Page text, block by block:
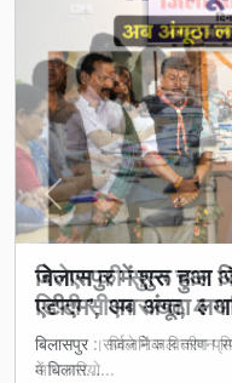
जेजेएम की सुस्त चाल
डिप्टी सीएम सख्त, 4
बिलासपुर । जिले में जल जीवन
अधिकारियो...
Previous